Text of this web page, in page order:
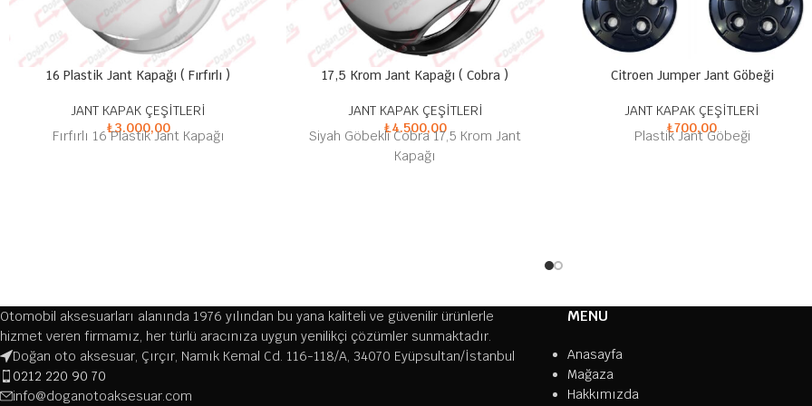
16 Plastik Jant Kapağı ( Fırfırlı )
JANT KAPAK ÇEŞİTLERİ
₺3.000,00
Fırfırlı 16 Plastik Jant Kapağı
17,5 Krom Jant Kapağı ( Cobra )
JANT KAPAK ÇEŞİTLERİ
₺4.500,00
Siyah Göbekli Cobra 17,5 Krom Jant
Kapağı
Citroen Jumper Jant Göbeği
JANT KAPAK ÇEŞİTLERİ
₺700,00
Plastik Jant Göbeği
Otomobil aksesuarları alanında 1976 yılından bu yana kaliteli ve güvenilir ürünlerle
hizmet veren firmamız, her türlü aracınıza uygun yenilikçi çözümler sunmaktadır.
Doğan oto aksesuar, Çırçır, Namık Kemal Cd. 116-118/A, 34070 Eyüpsultan/İstanbul
0212 220 90 70
info@doganotoaksesuar.com
MENU
Anasayfa
Mağaza
Hakkımızda